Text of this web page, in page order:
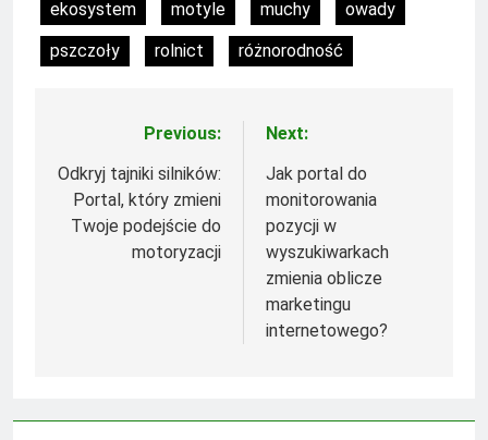
ekosystem motyle muchy
owady
pszczoły
rolnict różnorodność
Nawigacja
wpisu
Previous:
Odkryj tajniki silników:
Portal, który zmieni
Twoje podejście do
motoryzacji
Next:
Jak portal do
monitorowania
pozycji w
wyszukiwarkach
zmienia oblicze
marketingu
internetowego?